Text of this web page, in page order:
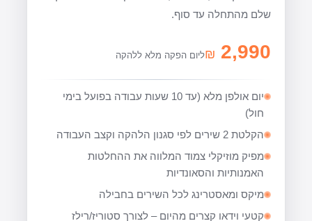
שלם מהתחלה עד סוף.
2,990
₪ליום הפקה מלא ללהקה
יום אולפן מלא (עד 10 שעות עבודה בפועל בימי
חול)
הקלטת 2 שירים לפי סגנון הלהקה וקצב העבודה
מפיק מוזיקלי צמוד המלווה את ההחלטות
האמנותיות והסאונדיות
מיקס ומאסטרינג לכל השירים בחבילה
קטעי וידאו קצרים מהיום – לצורך סטוריז/רילז